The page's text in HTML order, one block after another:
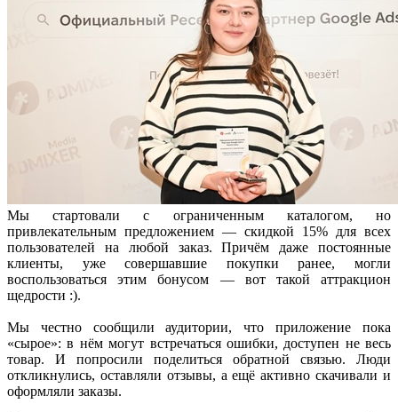
Мы стартовали с ограниченным каталогом, но
привлекательным предложением — скидкой 15% для всех
пользователей на любой заказ. Причём даже постоянные
клиенты, уже совершавшие покупки ранее, могли
воспользоваться этим бонусом — вот такой аттракцион
щедрости :).
Мы честно сообщили аудитории, что приложение пока
«сырое»: в нём могут встречаться ошибки, доступен не весь
товар. И попросили поделиться обратной связью. Люди
откликнулись, оставляли отзывы, а ещё активно скачивали и
оформляли заказы.